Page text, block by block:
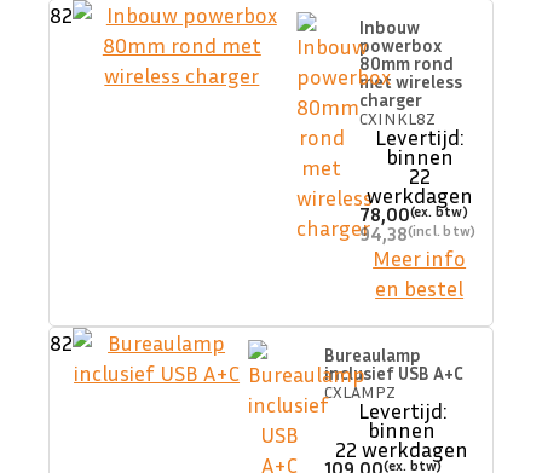
82
Inbouw
powerbox
80mm rond
met wireless
charger
CXINKL8Z
Levertijd:
binnen
22
werkdagen
78,00
94,38
Meer info
en bestel
82
Bureaulamp
inclusief USB A+C
CXLAMPZ
Levertijd:
binnen
22 werkdagen
109,00